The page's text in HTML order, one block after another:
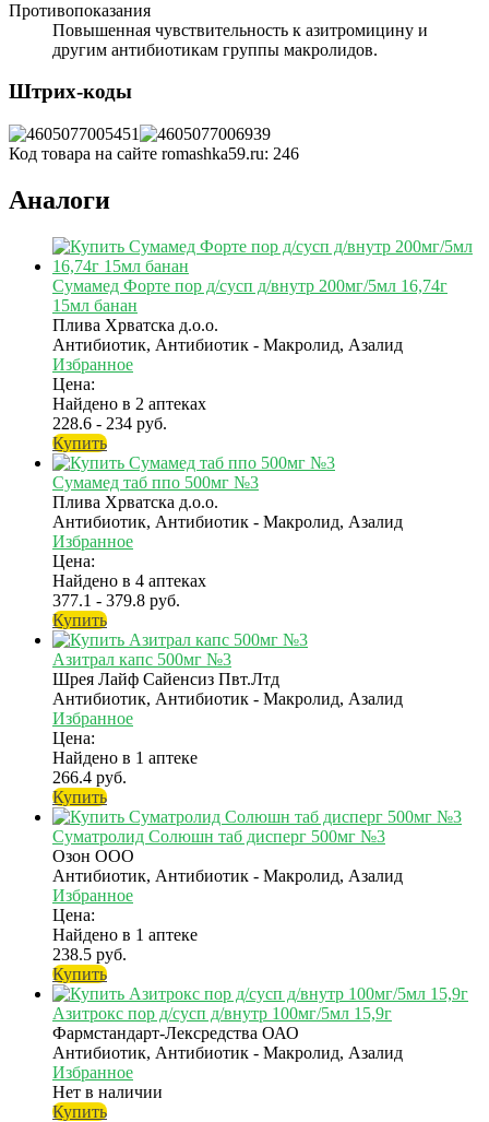
Противопоказания
Повышенная чувствительность к азитромицину и
другим антибиотикам группы макролидов.
Штрих-коды
Код товара на сайте romashka59.ru: 246
Аналоги
Сумамед Форте пор д/сусп д/внутр 200мг/5мл 16,74г
15мл банан
Плива Хрватска д.о.о.
Антибиотик, Антибиотик - Макролид, Азалид
Избранное
Цена:
Найдено в 2 аптеках
228.6 - 234 руб.
Купить
Сумамед таб ппо 500мг №3
Плива Хрватска д.о.о.
Антибиотик, Антибиотик - Макролид, Азалид
Избранное
Цена:
Найдено в 4 аптеках
377.1 - 379.8 руб.
Купить
Азитрал капс 500мг №3
Шрея Лайф Сайенсиз Пвт.Лтд
Антибиотик, Антибиотик - Макролид, Азалид
Избранное
Цена:
Найдено в 1 аптеке
266.4 руб.
Купить
Суматролид Солюшн таб дисперг 500мг №3
Озон ООО
Антибиотик, Антибиотик - Макролид, Азалид
Избранное
Цена:
Найдено в 1 аптеке
238.5 руб.
Купить
Азитрокс пор д/сусп д/внутр 100мг/5мл 15,9г
Фармстандарт-Лексредства ОАО
Антибиотик, Антибиотик - Макролид, Азалид
Избранное
Нет в наличии
Купить